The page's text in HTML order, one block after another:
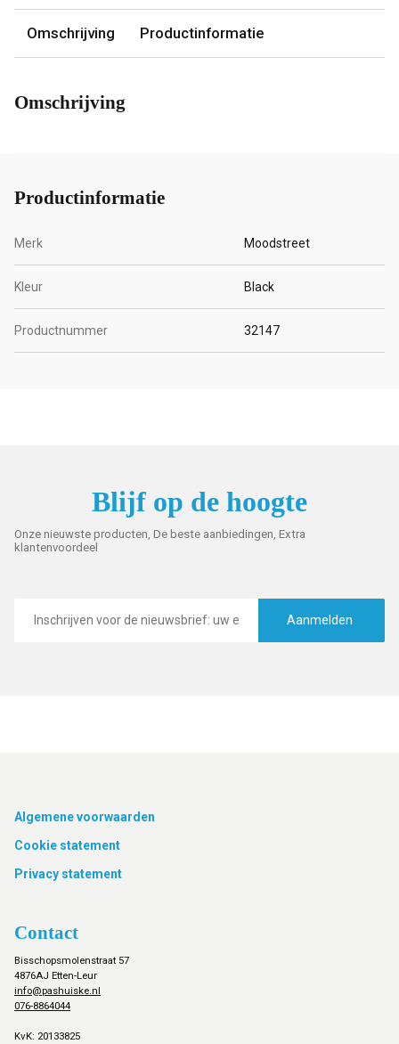
Omschrijving Productinformatie
Omschrijving
Productinformatie
Merk Moodstreet
Kleur Black
Productnummer 32147
Blijf op de hoogte
Onze nieuwste producten, De beste aanbiedingen, Extra
klantenvoordeel
mailadres
Aanmelden
Footer
Algemene voorwaarden
Cookie statement
Privacy statement
Contact
Bisschopsmolenstraat 57
4876AJ Etten-Leur
info@pashuiske.nl
076-8864044
KvK: 20133825